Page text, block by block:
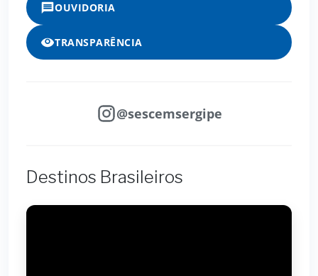
OUVIDORIA
TRANSPARÊNCIA
@sescemsergipe
Destinos Brasileiros